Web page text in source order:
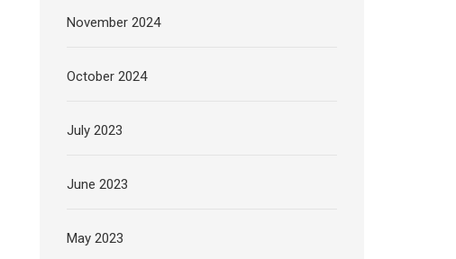
November 2024
October 2024
July 2023
June 2023
May 2023